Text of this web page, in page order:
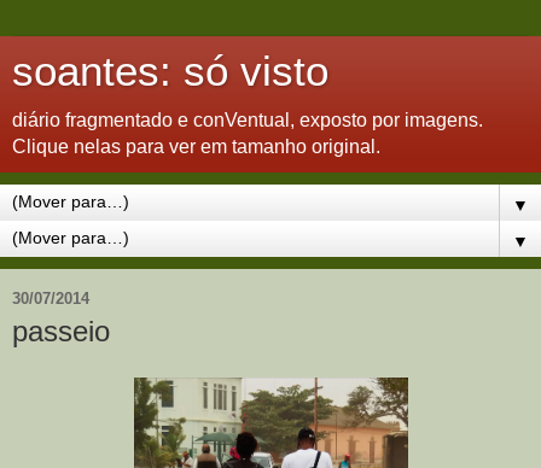
soantes: só visto
diário fragmentado e conVentual, exposto por imagens.
Clique nelas para ver em tamanho original.
▼
▼
30/07/2014
passeio